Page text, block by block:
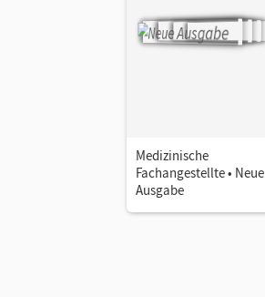
Medizinische
Fachangestellte • Neue
Ausgabe